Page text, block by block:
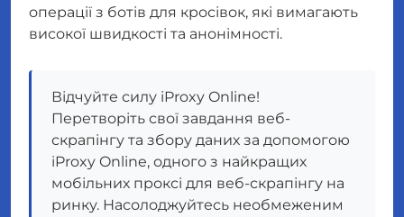
операції з ботів для кросівок, які вимагають
високої швидкості та анонімності.
Відчуйте силу iProxy Online!
Перетворіть свої завдання веб-
скрапінгу та збору даних за допомогою
iProxy Online, одного з найкращих
мобільних проксі для веб-скрапінгу на
ринку. Насолоджуйтесь необмеженим